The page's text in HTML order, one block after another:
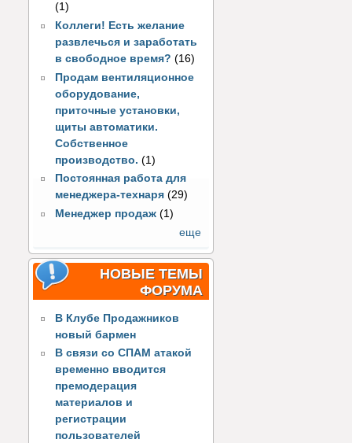
(1)
Коллеги! Есть желание
развлечься и заработать
в свободное время? (16)
Продам вентиляционное
оборудование,
приточные установки,
щиты автоматики.
Собственное
производство. (1)
Постоянная работа для
менеджера-технаря (29)
Менеджер продаж (1)
еще
НОВЫЕ ТЕМЫ
ФОРУМА
В Клубе Продажников
новый бармен
В связи со СПАМ атакой
временно вводится
премодерация
материалов и
регистрации
пользователей